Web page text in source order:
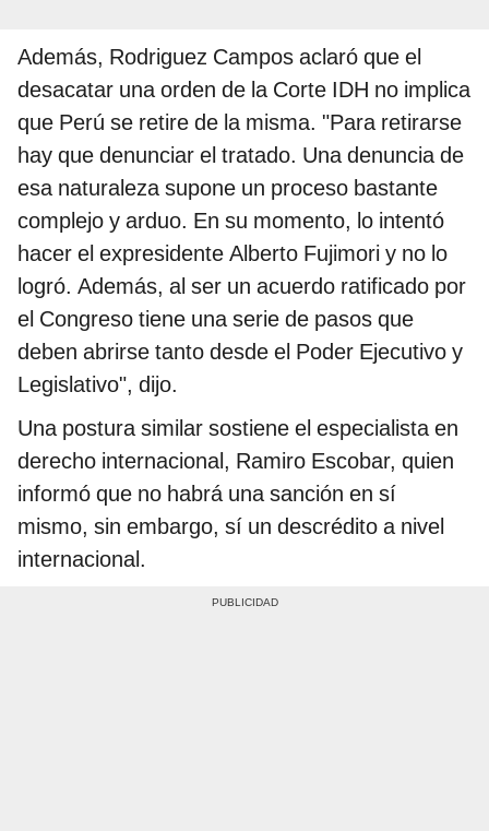
Además, Rodriguez Campos aclaró que el
desacatar una orden de la Corte IDH no implica
que Perú se retire de la misma. "Para retirarse
hay que denunciar el tratado. Una denuncia de
esa naturaleza supone un proceso bastante
complejo y arduo. En su momento, lo intentó
hacer el expresidente Alberto Fujimori y no lo
logró. Además, al ser un acuerdo ratificado por
el Congreso tiene una serie de pasos que
deben abrirse tanto desde el Poder Ejecutivo y
Legislativo", dijo.
Una postura similar sostiene el especialista en
derecho internacional, Ramiro Escobar, quien
informó que no habrá una sanción en sí
mismo, sin embargo, sí un descrédito a nivel
internacional.